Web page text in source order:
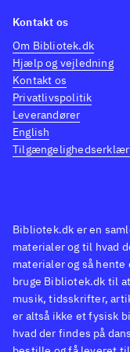
nye
du kan lave
og indkøbe
egen
er lav - du
af andre
skade, og
men to
samme
"Need for
serierne har
lignende
"Driver"-
Bibliotek.dk er en
materialer og til hvad
materialer og så hente
bruge Bibliotek.dk til
musik, tidsskrifter,
er altså ikke et fysisk
hvad der findes på
Kontakt os
Om Bibliotek.dk
Hjælp og vejledning
Kontakt os
Privatlivspolitik
Leverandører
English